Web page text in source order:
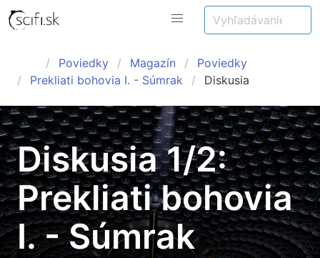
Poviedky Magazín
Poviedky
Prekliati bohovia I. - Súmrak
Diskusia
Diskusia 1/2:
Prekliati bohovia
I. - Súmrak